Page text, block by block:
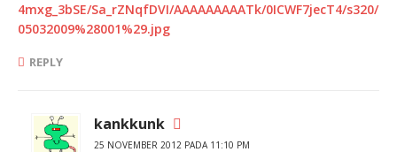
4mxg_3bSE/Sa_rZNqfDVI/AAAAAAAAATk/0ICWF7jecT4/s320/
05032009%28001%29.jpg
REPLY
kankkunk
25 NOVEMBER 2012 PADA 11:10 PM